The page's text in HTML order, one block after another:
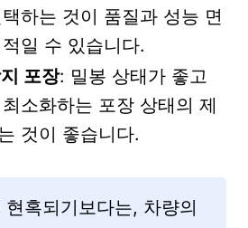
하는 것이 품질과 성능 면
일 수 있습니다.
포장: 밀봉 상태가 좋고
소화하는 포장 상태의 제
것이 좋습니다.
혹되기보다는, 차량의